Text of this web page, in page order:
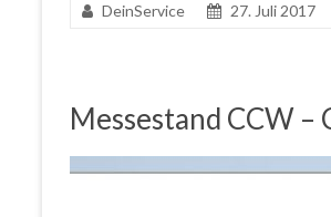
DeinService 27. Juli 2017
Messestand CCW